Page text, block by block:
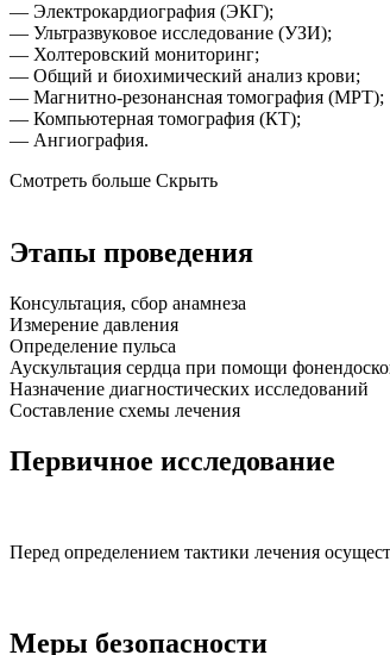
— Электрокардиография (ЭКГ);
— Ультразвуковое исследование (УЗИ);
— Холтеровский мониторинг;
— Общий и биохимический анализ крови;
— Магнитно-резонансная томография (МРТ);
— Компьютерная томография (КТ);
— Ангиография.
Смотреть больше Скрыть
Этапы проведения
Консультация, сбор анамнеза
Измерение давления
Определение пульса
Аускультация сердца при помощи
Назначение диагностических исследований
Составление схемы лечения
Первичное исследование
Перед определением тактики лечения
Меры безопасности